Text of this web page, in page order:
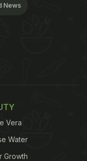
News
Vera
Water
Growth